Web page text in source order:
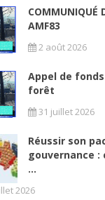
COMMUNIQUÉ
AMF83
2 août 2026
Appel de
forêt
31 juillet 2026
Réussir son
gouvernance
...
2026